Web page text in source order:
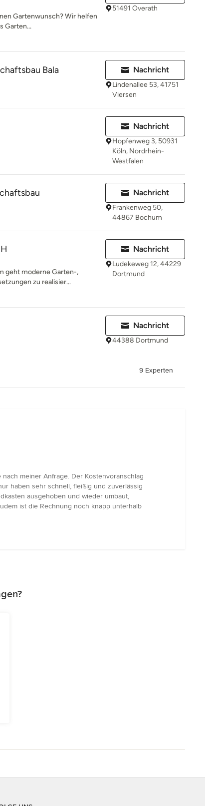
Gartenwunsch? Wir helfen
Garten...
51491 Overath
Bala Nachricht
Lindenallee 53, 41751
Viersen
Nachricht
Hopfenweg 3, 50931
Köln, Nordrhein-
Westfalen
Nachricht
Frankenweg 50,
44867 Bochum
geht moderne Garten-,
zu realisier...
Nachricht
Ludekeweg 12, 44229
Dortmund
Nachricht
44388 Dortmund
9 Experten
meiner Anfrage. Der Kostenvoranschlag
haben sehr schnell, fleißig und zuverlässig
ausgehoben und wieder umbaut,
ist die Rechnung noch knapp unterhalb